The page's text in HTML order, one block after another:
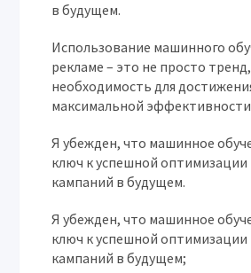
в будущем.
Использование машинного
рекламе – это не просто
необходимость для
максимальной
Я убежден, что машинное
ключ к успешной
кампаний в будущем.
Я убежден, что машинное
ключ к успешной
кампаний в будущем;